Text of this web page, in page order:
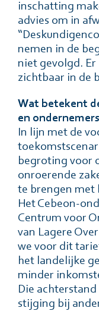
inschatting
advies om in
nemen in de
niet gevolgd.
zichtbaar in de
Wat betekent
en
In lijn met de
begroting voor
onroerende
te brengen met
Het Cebeon-
Centrum voor
van Lagere
we voor dit
het landelijke
minder
Die
stijging bij